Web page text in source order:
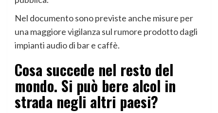
Nel documento sono previste anche misure per
una maggiore vigilanza sul rumore prodotto dagli
impianti audio di bar e caffè.
Cosa succede nel resto del
mondo. Si può bere alcol in
strada negli altri paesi?